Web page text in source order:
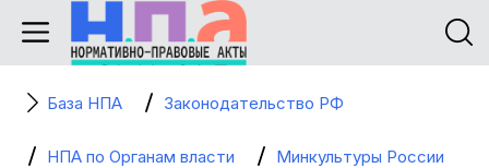
База НПА Законодательство РФ
НПА по Органам власти Минкультуры России